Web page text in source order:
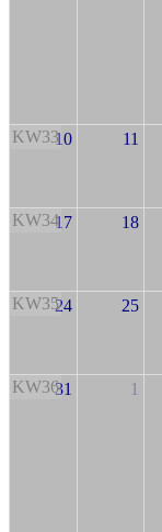
KW3310 11
KW3417 18
KW3524 25
KW3631 1